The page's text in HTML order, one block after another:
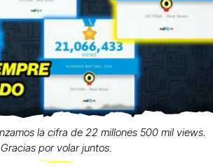
la cifra de 22 millones 500 mil views.
Gracias por volar juntos.